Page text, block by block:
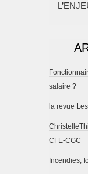
salaire ?
la revue
CFE-CGC
Incendies,